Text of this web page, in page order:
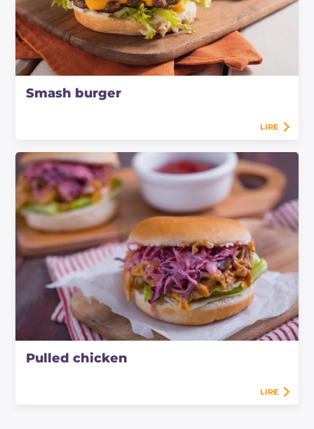
Smash burger
LIRE
Pulled chicken
LIRE